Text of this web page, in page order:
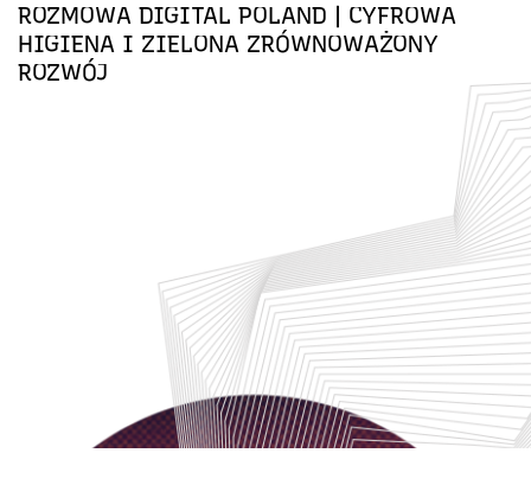
ROZMOWA DIGITAL POLAND | CYFROWA
HIGIENA I ZIELONA ZRÓWNOWAŻONY
ROZWÓJ